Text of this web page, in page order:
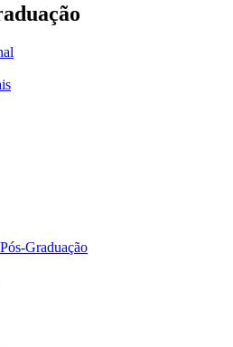
Graduação